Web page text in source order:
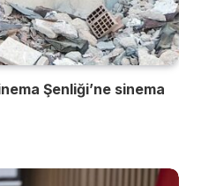
Şenliği’ne sinema